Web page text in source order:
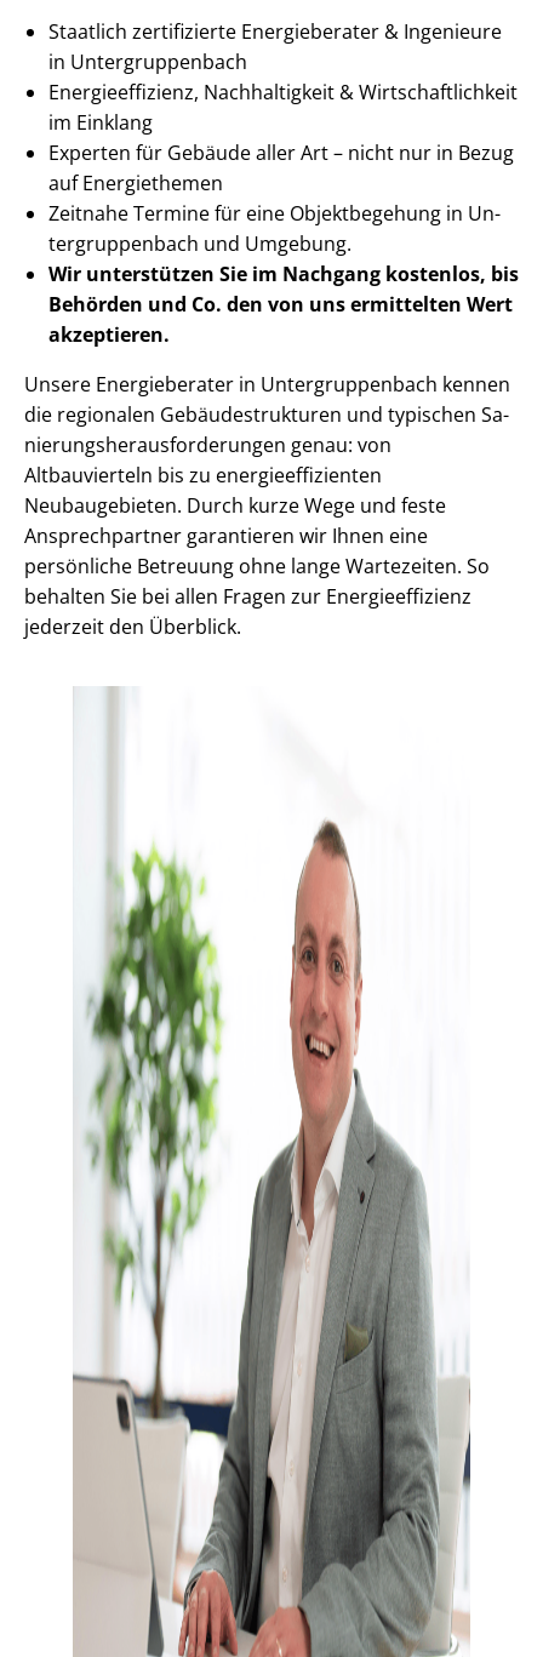
Staatlich zertifizierte Energieberater & Ingenieure
in Un­ter­grup­pen­bach
En­er­gie­ef­fi­zi­enz, Nachhaltigkeit & Wirt­schaft­lich­keit
im Einklang
Experten für Gebäude aller Art – nicht nur in Bezug
auf Energiethemen
Zeitnahe Termine für eine Objektbegehung in Un­
ter­grup­pen­bach und Umgebung.
Wir unterstützen Sie im Nachgang kostenlos, bis
Behörden und Co. den von uns ermittelten Wert
akzeptieren.
Unsere Energieberater in Un­ter­grup­pen­bach kennen
die regionalen Ge­bäu­de­struk­tu­ren und typischen Sa­
nie­rungs­her­aus­for­de­run­gen genau: von
Altbauvierteln bis zu en­er­gie­ef­fi­zi­en­ten
Neubaugebieten. Durch kurze Wege und feste
Ansprechpartner garantieren wir Ihnen eine
persönliche Betreuung ohne lange Wartezeiten. So
behalten Sie bei allen Fragen zur En­er­gie­ef­fi­zi­enz
jederzeit den Überblick.